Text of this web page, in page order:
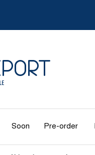
Soon Pre-order